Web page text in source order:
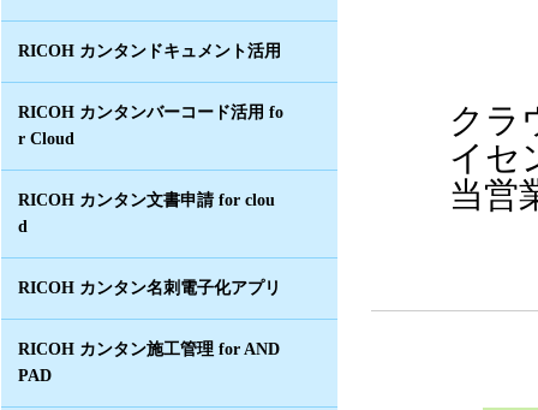
RICOH カンタンドキュメント活用
RICOH カンタンバーコード活用 fo
r Cloud
RICOH カンタン文書申請 for clou
d
RICOH カンタン名刺電子化アプリ
RICOH カンタン施工管理 for AND
PAD
クラ
イセ
当営